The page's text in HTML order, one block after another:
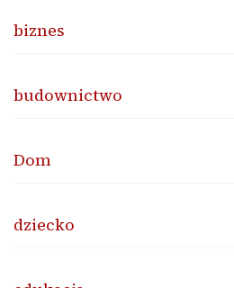
biznes
budownictwo
Dom
dziecko